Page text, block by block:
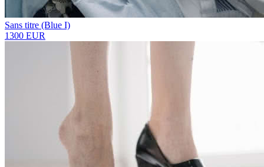
Sans titre (Blue I)
1300 EUR